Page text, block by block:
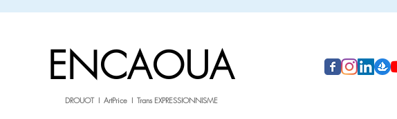
ENCAOUA
DROUOT I ArtPrice I Trans EXPRESSIONNISME